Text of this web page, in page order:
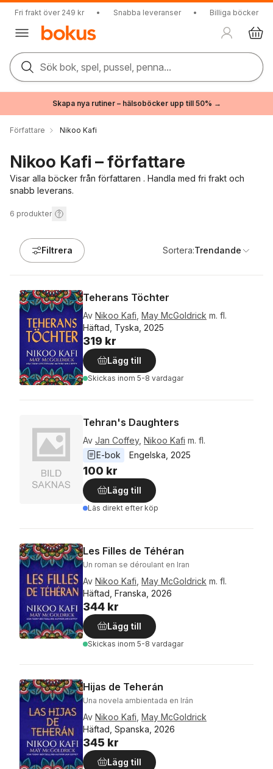
Fri frakt över 249 kr • Snabba leveranser • Billiga böcker
Sök bok, spel, pussel, penna...
Skapa nya rutiner – hälsoböcker upp till 50% →
Författare Nikoo Kafi
Nikoo Kafi – författare
Visar alla böcker från författaren . Handla med fri frakt och
snabb leverans.
6 produkter
Filtrera Sortera:Trendande
Teherans Töchter
Av Nikoo Kafi May McGoldrick m. fl.
Häftad, Tyska, 2025
319 kr
Lägg till
Skickas inom 5-8 vardagar
Tehran's Daughters
Av Jan Coffey, Nikoo Kafi m. fl.
E-bok
Engelska 2025
100 kr
Lägg till
Läs direkt efter köp
Les Filles de Téhéran
Un roman se déroulant en Iran
Av Nikoo Kafi May McGoldrick m. fl.
Häftad, Franska, 2026
344 kr
Lägg till
Skickas inom 5-8 vardagar
Hijas de Teherán
Una novela ambientada en Irán
Av Nikoo Kafi May McGoldrick
Häftad, Spanska, 2026
345 kr
Lägg till